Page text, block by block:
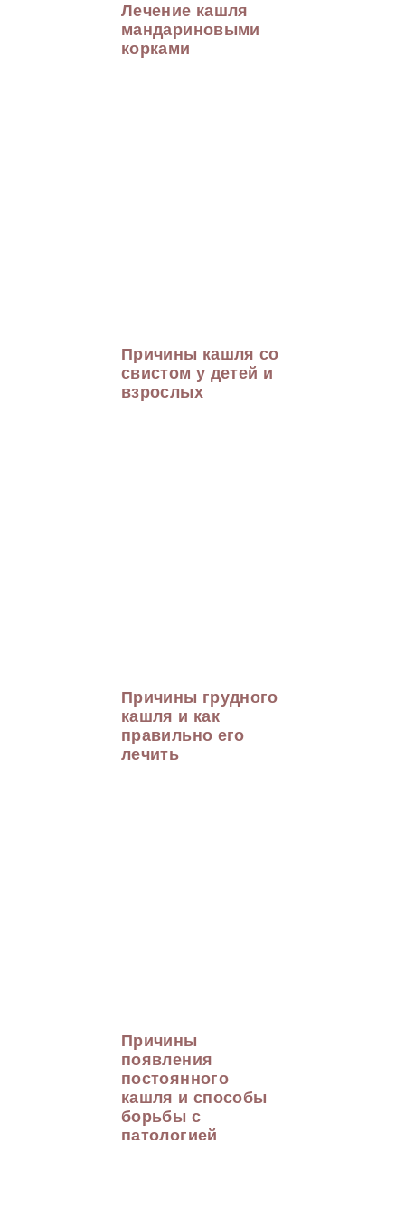
Лечение кашля
мандариновыми
корками
Причины кашля со
свистом у детей и
взрослых
Причины грудного
кашля и как
правильно его
лечить
Причины
появления
постоянного
кашля и способы
борьбы с
патологией